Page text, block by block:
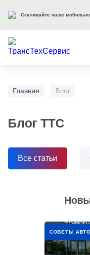
Главная Блог
Блог ТТС
Все статьи
СОВЕТЫ
Скачивайте наше